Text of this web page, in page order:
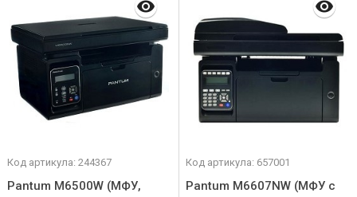
Код артикула: 244367
Pantum M6500W (МФУ,
Код артикула: 657001
Pantum M6607NW (МФУ с